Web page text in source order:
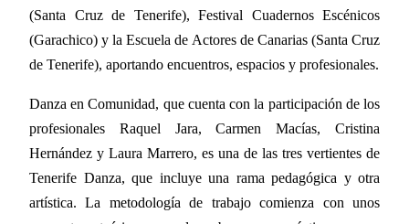
(Santa Cruz de Tenerife), Festival Cuadernos Escénicos
(Garachico) y la Escuela de Actores de Canarias (Santa Cruz
de Tenerife), aportando encuentros, espacios y profesionales.
Danza en Comunidad, que cuenta con la participación de los
profesionales Raquel Jara, Carmen Macías, Cristina
Hernández y Laura Marrero, es una de las tres vertientes de
Tenerife Danza, que incluye una rama pedagógica y otra
artística. La metodología de trabajo comienza con unos